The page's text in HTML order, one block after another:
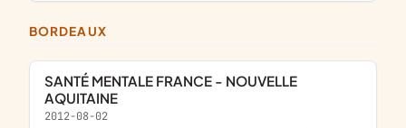
BORDEAUX
SANTÉ MENTALE FRANCE - NOUVELLE
AQUITAINE
2012-08-02